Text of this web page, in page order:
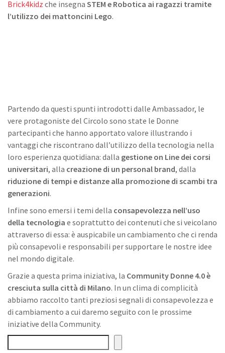
Brick4kidz che insegna STEM e Robotica ai ragazzi tramite
l’utilizzo dei mattoncini Lego.
Partendo da questi spunti introdotti dalle Ambassador, le
vere protagoniste del Circolo sono state le Donne
partecipanti che hanno apportato valore illustrando i
vantaggi che riscontrano dall’utilizzo della tecnologia nella
loro esperienza quotidiana: dalla gestione on Line dei corsi
universitari, alla creazione di un personal brand, dalla
riduzione di tempi e distanze alla promozione di scambi tra
generazioni.
Infine sono emersi i temi della consapevolezza nell’uso
della tecnologia e soprattutto dei contenuti che si veicolano
attraverso di essa: è auspicabile un cambiamento che ci renda
più consapevoli e responsabili per supportare le nostre idee
nel mondo digitale.
Grazie a questa prima iniziativa, la Community Donne 4.0 è
cresciuta sulla città di Milano. In un clima di complicità
abbiamo raccolto tanti preziosi segnali di consapevolezza e
di cambiamento a cui daremo seguito con le prossime
iniziative della Community.